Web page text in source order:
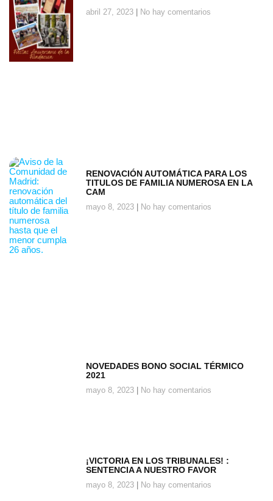
abril 27, 2023 No hay comentarios
RENOVACIÓN AUTOMÁTICA PARA LOS
TITULOS DE FAMILIA NUMEROSA EN LA
CAM
mayo 8, 2023 No hay comentarios
NOVEDADES BONO SOCIAL TÉRMICO
2021
mayo 8, 2023 No hay comentarios
¡VICTORIA EN LOS TRIBUNALES! :
SENTENCIA A NUESTRO FAVOR
mayo 8, 2023 No hay comentarios